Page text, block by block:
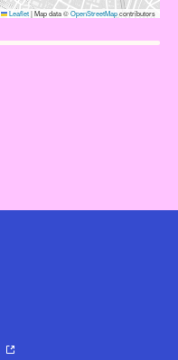
Leaflet|Map data ©OpenStreetMapcontributors